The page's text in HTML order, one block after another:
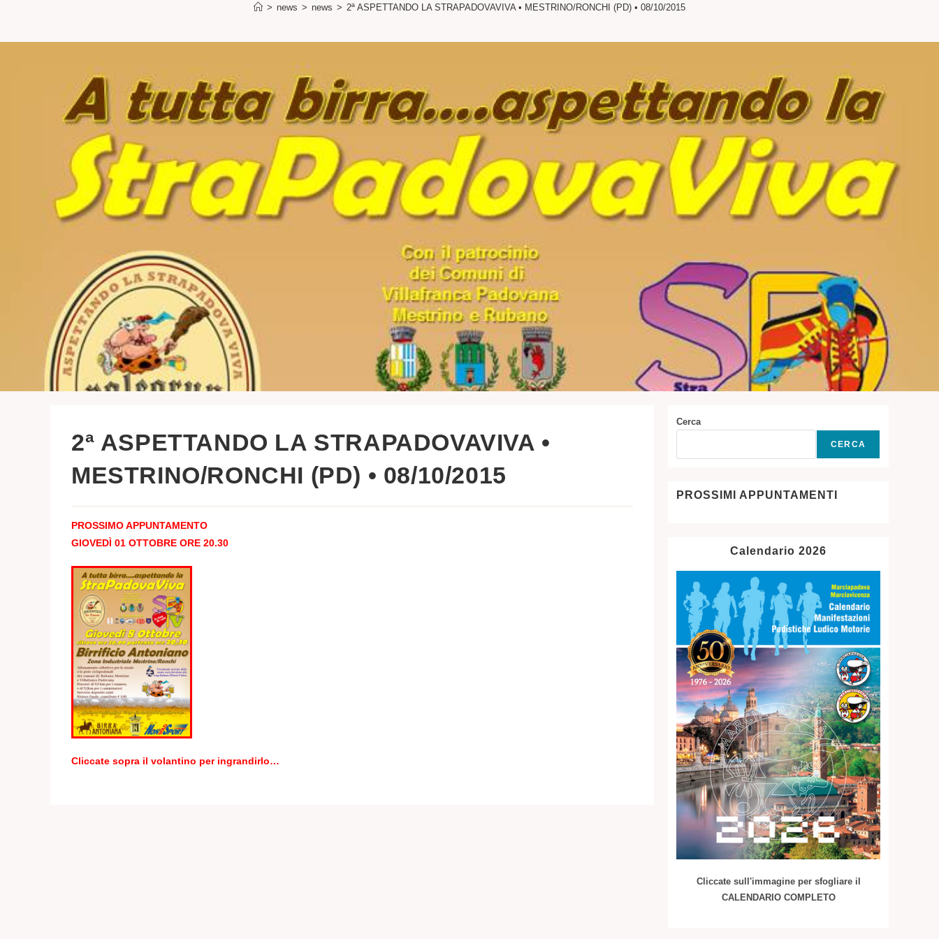
> news > news > 2ª ASPETTANDO LA STRAPADOVAVIVA • MESTRINO/RONCHI (PD) • 08/10/2015
2ª ASPETTANDO LA STRAPADOVAVIVA •
MESTRINO/RONCHI (PD) • 08/10/2015
PROSSIMO APPUNTAMENTO
GIOVEDÌ 01 OTTOBRE ORE 20.30
Cliccate sopra il volantino per ingrandirlo…
Cerca
CERCA
PROSSIMI APPUNTAMENTI
Calendario 2026
Cliccate sull'immagine per sfogliare il
CALENDARIO COMPLETO